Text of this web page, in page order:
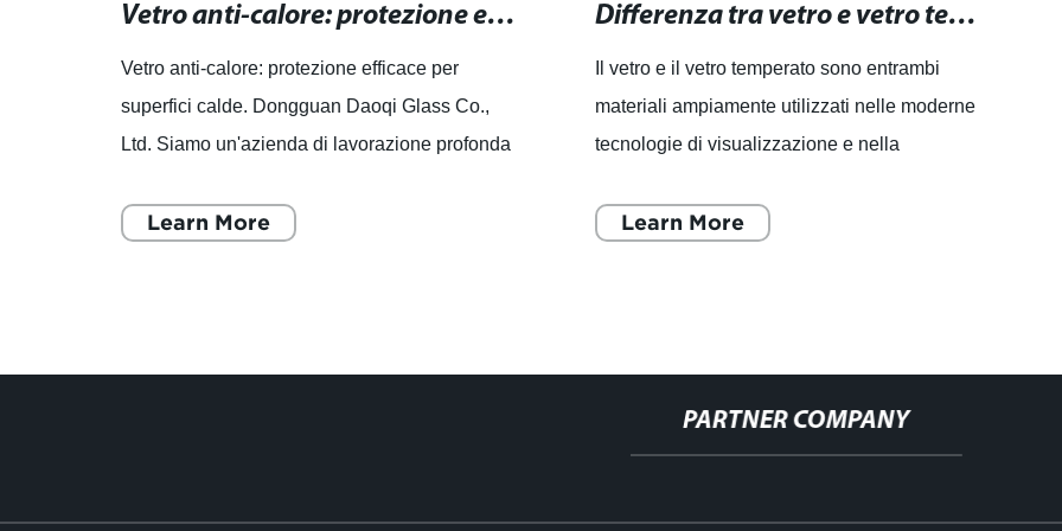
Vetro anti-calore: protezione efficace per superfici calde.
Vetro anti-calore: protezione efficace per
superfici calde. Dongguan Daoqi Glass Co.,
Ltd. Siamo un'azienda di lavorazione profonda
specializzata nella ric
Learn More
Differenza tra vetro e vetro temperato: scopri le differenze chiave.
Il vetro e il vetro temperato sono entrambi
materiali ampiamente utilizzati nelle moderne
tecnologie di visualizzazione e nella
Entrambi hanno le proprie ca
Learn More
PARTNER COMPANY